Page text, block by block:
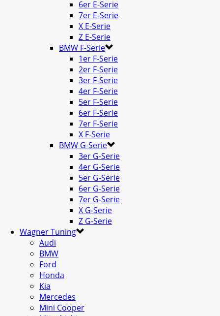
6er E-Serie
7er E-Serie
X E-Serie
Z E-Serie
BMW F-Serie
1er F-Serie
2er F-Serie
3er F-Serie
4er F-Serie
5er F-Serie
6er F-Serie
7er F-Serie
X F-Serie
BMW G-Serie
3er G-Serie
4er G-Serie
5er G-Serie
6er G-Serie
7er G-Serie
X G-Serie
Z G-Serie
Wagner Tuning
Audi
BMW
Ford
Honda
Kia
Mercedes
Mini Cooper